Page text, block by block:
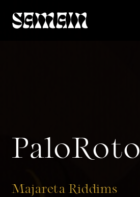
PaloRoto
Majareta Riddims